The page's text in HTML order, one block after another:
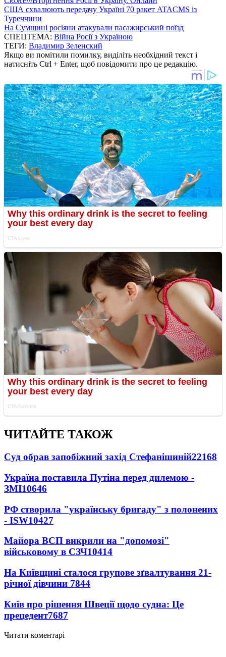
США схвалюють передачу Україні 70 ракет ATACMS із
Туреччини
На Сумщині росіяни атакували пасажирський поїзд
СПЕЦТЕМА: Війна Росії з Україною
ТЕГИ: Владимир Зеленский
Якщо ви помітили помилку, виділіть необхідний текст і
натисніть Ctrl + Enter, щоб повідомити про це редакцію.
ЧИТАЙТЕ ТАКОЖ
Суд обрав запобіжний захід Стефанішиній22168
Україна поставила Путіна перед дилемою -
ЗМІ10646
РФ створила "українську бригаду" з полонених
- ISW10427
Майора ВСП викрили на "допомозі"
військовому в СЗЧ10414
На Київщині сталося групове зґвалтування 21-
річної дівчини 7844
Київ про рішення Швеції щодо судна: Це
прецедент7687
Читати коментарі